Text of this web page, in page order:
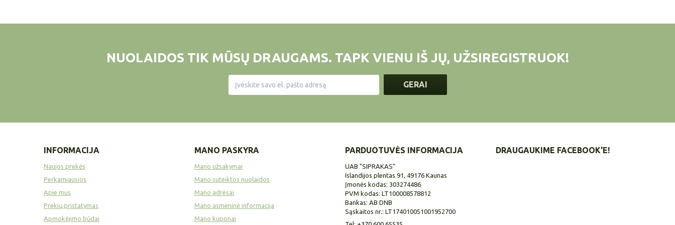
NUOLAIDOS TIK MŪSŲ DRAUGAMS. TAPK VIENU IŠ JŲ, UŽSIREGISTRUOK!
GERAI
INFORMACIJA
Naujos prekės
Perkamiausios
Apie mus
Prekių pristatymas
Apmokėjimo būdai
MANO PASKYRA
Mano užsakymai
Mano suteiktos nuolaidos
Mano adresai
Mano asmeninė informacija
Mano kuponai
PARDUOTUVĖS INFORMACIJA
UAB "SIPRAKAS"
Islandijos plentas 91, 49176 Kaunas
Įmonės kodas: 303274486
PVM kodas: LT100008578812
Bankas: AB DNB
Sąskaitos nr.: LT174010051001952700
DRAUGAUKIME FACEBOOK'E!